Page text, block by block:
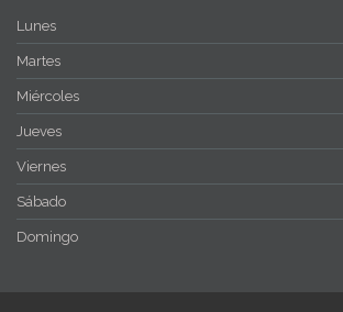
Lunes
Martes
Miércoles
Jueves
Viernes
Sábado
Domingo